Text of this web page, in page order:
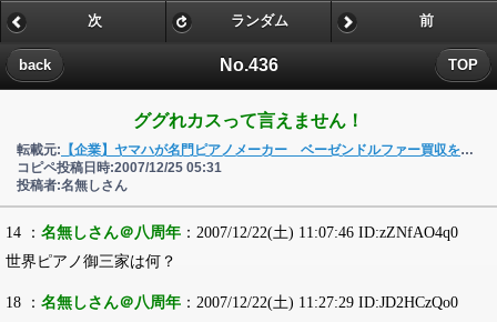
No.436
back TOP
次 ランダム 前
ググれカスって言えません！
転載元: 【企業】ヤマハが名門ピアノメーカー ベーゼンドルファー買収を正式発表
コピペ投稿日時:2007/12/25 05:31
投稿者:名無しさん
14 ： 名無しさん＠八周年 ：2007/12/22(土) 11:07:46 ID:zZNfAO4q0
世界ピアノ御三家は何？
18 ： 名無しさん＠八周年 ：2007/12/22(土) 11:27:29 ID:JD2HCzQo0